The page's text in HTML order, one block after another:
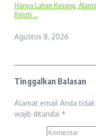
Hanya Lahan Kosong,
Kejati ...
Agustus 8, 2026
Tinggalkan Balasan
Alamat email Anda
wajib ditandai *